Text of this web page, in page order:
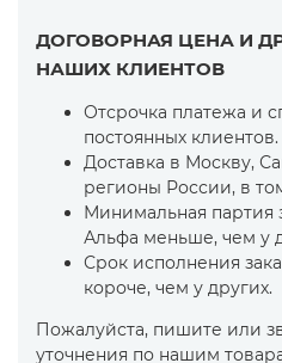
ДОГОВОРНАЯ ЦЕНА И
НАШИХ КЛИЕНТОВ
Отсрочка платежа и
постоянных клиентов.
Доставка в Москву,
регионы России, в
Минимальная партия
Альфа меньше, чем у
Срок исполнения
короче, чем у других.
Пожалуйста, пишите или
уточнения по нашим